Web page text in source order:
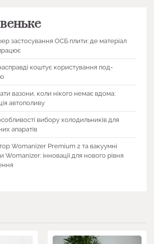
застосування ОСБ плити: де матеріал
коштує користування под-
вазони, коли нікого немає вдома:
автополиву
вибору холодильників для
апаратів
Womanizer Premium 2 та вакуумні
Womanizer: інновації для нового рівня